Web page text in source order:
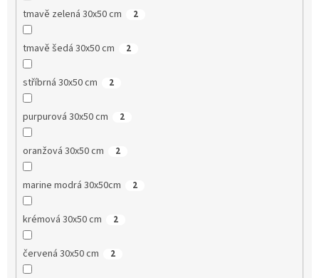
tmavě zelená 30x50 cm 2
tmavě šedá 30x50 cm 2
stříbrná 30x50 cm 2
purpurová 30x50 cm 2
oranžová 30x50 cm 2
marine modrá 30x50cm 2
krémová 30x50 cm 2
červená 30x50 cm 2